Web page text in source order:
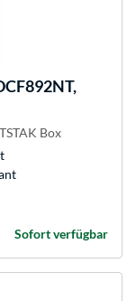
Box
Sofort verfügbar